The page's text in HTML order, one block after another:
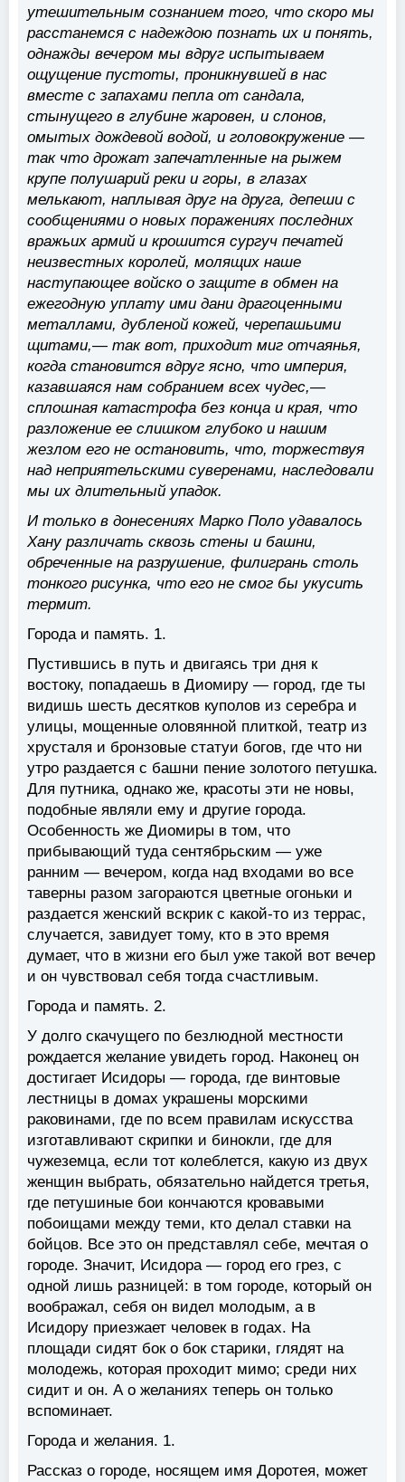
утешительным сознанием того, что скоро мы
расстанемся с надеждою познать их и понять,
однажды вечером мы вдруг испытываем
ощущение пустоты, проникнувшей в нас
вместе с запахами пепла от сандала,
стынущего в глубине жаровен, и слонов,
омытых дождевой водой, и головокружение —
так что дрожат запечатленные на рыжем
крупе полушарий реки и горы, в глазах
мелькают, наплывая друг на друга, депеши с
сообщениями о новых поражениях последних
вражьих армий и крошится сургуч печатей
неизвестных королей, молящих наше
наступающее войско о защите в обмен на
ежегодную уплату ими дани драгоценными
металлами, дубленой кожей, черепашьими
щитами,— так вот, приходит миг отчаянья,
когда становится вдруг ясно, что империя,
казавшаяся нам собранием всех чудес,—
сплошная катастрофа без конца и края, что
разложение ее слишком глубоко и нашим
жезлом его не остановить, что, торжествуя
над неприятельскими суверенами, наследовали
мы их длительный упадок.
И только в донесениях Марко Поло удавалось
Хану различать сквозь стены и башни,
обреченные на разрушение, филигрань столь
тонкого рисунка, что его не смог бы укусить
термит.
Города и память. 1.
Пустившись в путь и двигаясь три дня к
востоку, попадаешь в Диомиру — город, где ты
видишь шесть десятков куполов из серебра и
улицы, мощенные оловянной плиткой, театр из
хрусталя и бронзовые статуи богов, где что ни
утро раздается с башни пение золотого петушка.
Для путника, однако же, красоты эти не новы,
подобные являли ему и другие города.
Особенность же Диомиры в том, что
прибывающий туда сентябрьским — уже
ранним — вечером, когда над входами во все
таверны разом загораются цветные огоньки и
раздается женский вскрик с какой-то из террас,
случается, завидует тому, кто в это время
думает, что в жизни его был уже такой вот вечер
и он чувствовал себя тогда счастливым.
Города и память. 2.
У долго скачущего по безлюдной местности
рождается желание увидеть город. Наконец он
достигает Исидоры — города, где винтовые
лестницы в домах украшены морскими
раковинами, где по всем правилам искусства
изготавливают скрипки и бинокли, где для
чужеземца, если тот колеблется, какую из двух
женщин выбрать, обязательно найдется третья,
где петушиные бои кончаются кровавыми
побоищами между теми, кто делал ставки на
бойцов. Все это он представлял себе, мечтая о
городе. Значит, Исидора — город его грез, с
одной лишь разницей: в том городе, который он
воображал, себя он видел молодым, а в
Исидору приезжает человек в годах. На
площади сидят бок о бок старики, глядят на
молодежь, которая проходит мимо; среди них
сидит и он. А о желаниях теперь он только
вспоминает.
Города и желания. 1.
Рассказ о городе, носящем имя Доротея, может